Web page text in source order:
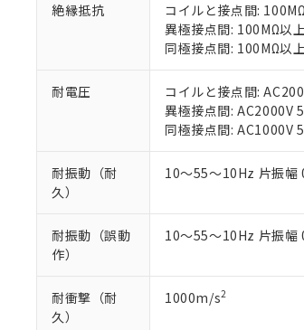
絶縁抵抗
コイルと接点間:
異極接点間: 100MΩ以
同極接点間: 100MΩ以
耐電圧
コイルと接点間:
異極接点間: AC2000V
同極接点間: AC1000V
耐振動（耐
久）
10～55～10Hz 片振
耐振動（誤動
作）
10～55～10Hz 片振
耐衝撃（耐
久）
1000m/s2
※